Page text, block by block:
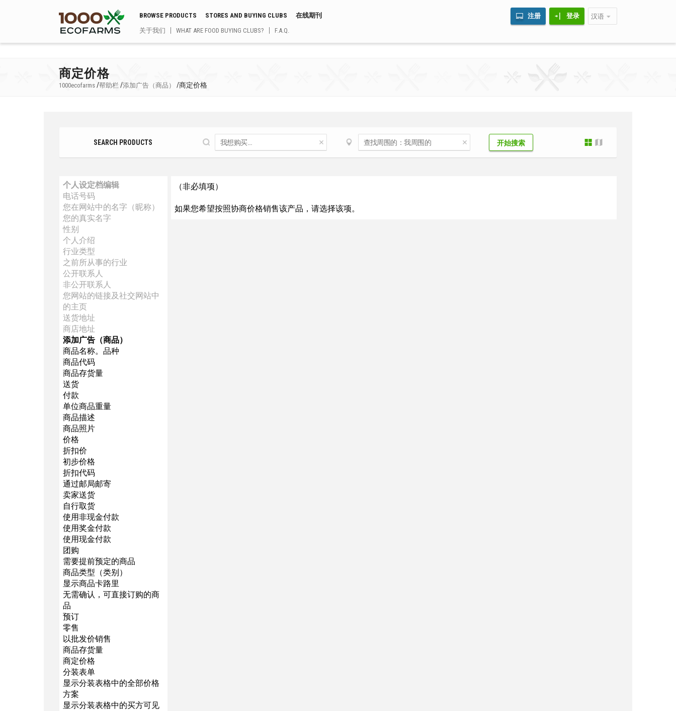
BROWSE PRODUCTS STORES AND BUYING CLUBS
在线期刊
关于我们
WHAT ARE FOOD BUYING CLUBS? F.A.Q.
注册 登录 汉语
商定价格
1000ecofarms /帮助栏 /添加广告（商品） /商定价格
SEARCH PRODUCTS 开始搜索
个人设定档编辑
电话号码
您在网站中的名字（昵称）
您的真实名字
性别
个人介绍
行业类型
之前所从事的行业
公开联系人
非公开联系人
您网站的链接及社交网站中
的主页
送货地址
商店地址
添加广告（商品）
商品名称。品种
商品代码
商品存货量
送货
付款
单位商品重量
商品描述
商品照片
价格
折扣价
初步价格
折扣代码
通过邮局邮寄
卖家送货
自行取货
使用非现金付款
使用奖金付款
使用现金付款
团购
需要提前预定的商品
商品类型（类别）
显示商品卡路里
无需确认，可直接订购的商
品
预订
零售
以批发价销售
商品存货量
商定价格
分装表单
显示分装表格中的全部价格
方案
显示分装表格中的买方可见
（非必填项）
如果您希望按照协商价格销售该产品，请选择该项。